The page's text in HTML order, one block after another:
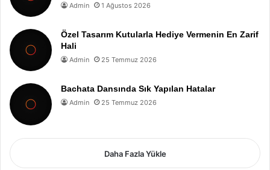
Admin 1 Ağustos 2026
Özel Tasarım Kutularla Hediye Vermenin En Zarif
Hali
Admin 25 Temmuz 2026
Bachata Dansında Sık Yapılan Hatalar
Admin 25 Temmuz 2026
Daha Fazla Yükle